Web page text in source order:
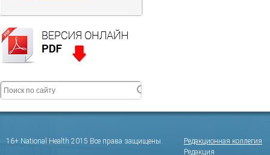
16+ National Health 2015 Все права защищены.
Редакционная коллегия
Редакция